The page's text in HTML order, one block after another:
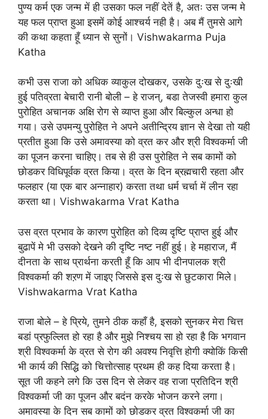
पुण्य कर्म एक जन्म में ही उसका फल नहीं देतें है, अतः उस जन्म मे
यह फल प्राप्त हुआ इसमें कोई आश्चर्य नही है। अब मैं तुमसे आगे
की कथा कहता हूँ ध्यान से सुनों। Vishwakarma Puja
Katha
कभी उस राजा को अधिक व्याकुल दोखकर, उसके दुःख से दुःखी
हुई पतिव्रता बेचारी रानी बोली – हे राजन्, बडा तेजस्वी हमारा कुल
पुरोहित अचानक अक्षि रोग से व्याप्त हुआ और बिल्कुल अन्धा हो
गया। उसे उपमन्यु पुरोहित ने अपने अतीन्द्रिय ज्ञान से देखा तो यही
प्रतीत हुआ कि उसे अमावस्या को व्रत कर और श्री विश्वकर्मा जी
का पूजन करना चाहिए। तब से ही उस पुरोहित ने सब कामों को
छोडकर विधिपूर्वक व्रत किया। व्रत के दिन ब्रह्मचारी रहता और
फलहार (या एक बार अन्नाहार) करता तथा धर्म चर्चा में लीन रहा
करता था। Vishwakarma Vrat Katha
उस व्रत प्रभाव के कारण पुरोहित को दिव्य दृष्टि प्राप्त हुई और
बुढापें मे भी उसको देखने की दृष्टि नष्ट नहीं हुई। हे महाराज, मैं
दीनता के साथ प्रार्थना करती हूँ कि आप भी दीनपालक श्री
विश्वकर्मा की शऱण में जाइए जिससे इस दुःख से छुटकारा मिले।
Vishwakarma Vrat Katha
राजा बोले – हे प्रिये, तुमने ठीक कहाँ है, इसको सुनकर मेरा चित्त
बडां प्रफुल्लित हो रहा है और मुझे निश्चय सा हो रहा है कि भगवान
श्री विश्वकर्मा के व्रत से रोग की अवश्य निवृत्ति होगी क्योकिं किसी
भी कार्य की सिद्धि को चित्तोत्साह प्रथम ही कह दिया करता है।
सूत जी कहने लगे कि उस दिन से लेकर वह राजा प्रतिदिन श्री
विश्वकर्मा जी का पूजन और बदंन करके भोजन करने लगा।
अमावस्या के दिन सब कामों को छोडकर व्रत विश्वकर्मा जी का